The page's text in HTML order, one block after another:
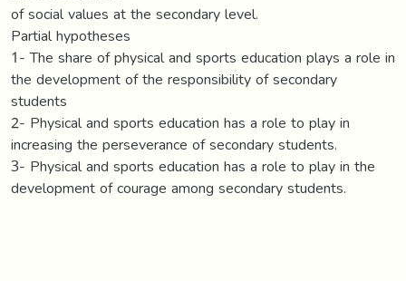
of social values at the secondary level.
Partial hypotheses
1- The share of physical and sports education plays a role in
the development of the responsibility of secondary
students
2- Physical and sports education has a role to play in
increasing the perseverance of secondary students.
3- Physical and sports education has a role to play in the
development of courage among secondary students.